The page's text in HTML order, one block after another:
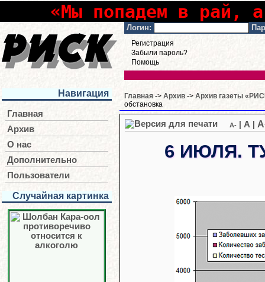
«Мы попадем в рай,
Логин:
Регистрация
Забыли пароль?
Помощь
Навигация
Главная
Архив
О нас
Дополнительно
Пользователи
Случайная картинка
Главная -> Архив -> Архив газеты
обстановка
A- A
6 ИЮЛЯ.